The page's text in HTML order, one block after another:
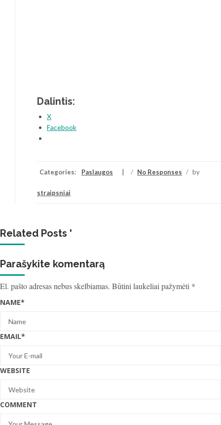
Dalintis:
X
Facebook
Categories: Paslaugos / No Responses / by
straipsniai
Related Posts '
Parašykite komentarą
El. pašto adresas nebus skelbiamas. Būtini laukeliai pažymėti *
NAME*
EMAIL*
WEBSITE
COMMENT